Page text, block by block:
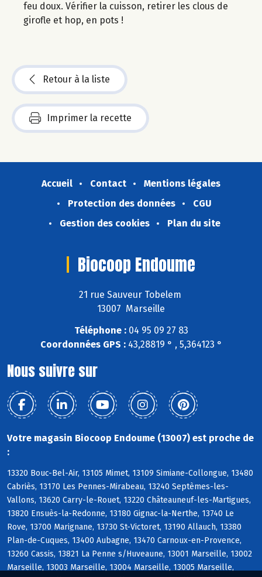
feu doux. Vérifier la cuisson, retirer les clous de
girofle et hop, en pots !
Retour à la liste
Imprimer la recette
Accueil Contact
Mentions légales
Protection des données
CGU
Gestion des cookies
Plan du site
Biocoop Endoume
21 rue Sauveur Tobelem
13007 Marseille
Téléphone :04 95 09 27 83
Coordonnées GPS :43,28819 ° , 5,364123 °
Nous suivre sur
Votre magasin Biocoop Endoume (13007) est proche de
:
13320 Bouc-Bel-Air, 13105 Mimet, 13109 Simiane-Collongue, 13480
Cabriès, 13170 Les Pennes-Mirabeau, 13240 Septèmes-les-
Vallons, 13620 Carry-le-Rouet, 13220 Châteauneuf-les-Martigues,
13820 Ensuès-la-Redonne, 13180 Gignac-la-Nerthe, 13740 Le
Rove, 13700 Marignane, 13730 St-Victoret, 13190 Allauch, 13380
Plan-de-Cuques, 13400 Aubagne, 13470 Carnoux-en-Provence,
13260 Cassis, 13821 La Penne s/Huveaune, 13001 Marseille, 13002
Marseille, 13003 Marseille, 13004 Marseille, 13005 Marseille,